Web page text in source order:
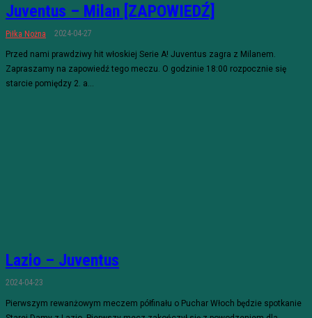
Juventus – Milan [ZAPOWIEDŹ]
Piłka Nożna 2024-04-27
Przed nami prawdziwy hit włoskiej Serie A! Juventus zagra z Milanem.
Zapraszamy na zapowiedź tego meczu. O godzinie 18:00 rozpocznie się
starcie pomiędzy 2. a...
Lazio – Juventus
2024-04-23
Pierwszym rewanżowym meczem półfinału o Puchar Włoch będzie spotkanie